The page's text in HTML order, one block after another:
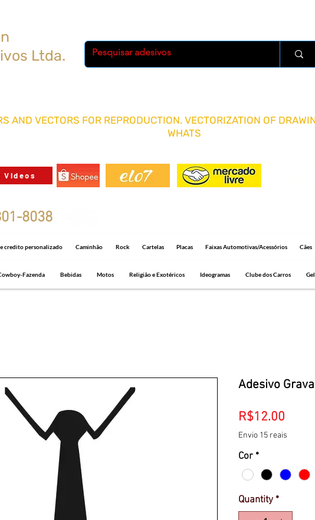
Ltda.
AND VECTORS FOR REPRODUCTION. VECTORIZATION OF
WHATS
Videos
8038
credito personalizado Caminhão Rock Cartelas Placas Faixas Automotivas/Acessórios Cães
Fazenda Bebidas Motos Religião e Exotéricos Ideogramas Clube dos Carros
Adesivo
R$12.00
Envio 15 reais
Cor *
Quantity *